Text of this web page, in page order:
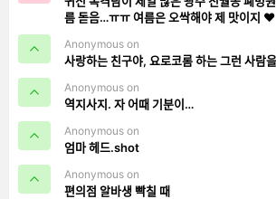
름 돋음…ㅠㅠ 여름은 오싹해야 제 맛이지 ❤️
Anonymous on
사랑하는 친구야, 요로코롬 하는 그런
Anonymous on
역지사지. 자 어때 기분이…
Anonymous on
엄마 헤드.shot
Anonymous on
편의점 알바생 빡칠 때